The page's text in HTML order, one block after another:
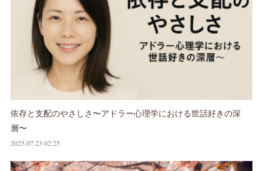
依存と支配のやさしさ〜アドラー心理学における世話好きの深
層〜
2025.07.23 02:25